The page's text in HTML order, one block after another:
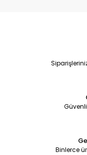
Binlerce